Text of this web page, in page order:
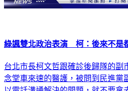
綠諷雙北政治表演 柯：後來不是
台北市長柯文哲跟確診後歸隊的副
念堂車來速的醫護，被問到民進黨